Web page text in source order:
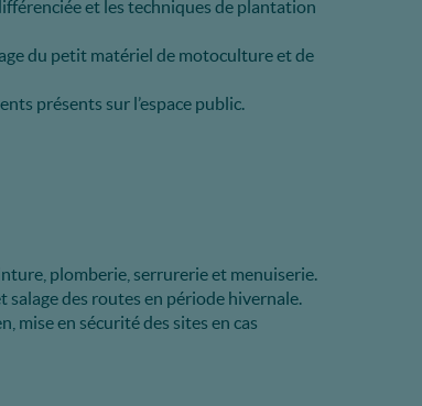
et les techniques de plantation
du petit matériel de motoculture et de
présents sur l’espace public.
plomberie, serrurerie et menuiserie.
salage des routes en période hivernale.
mise en sécurité des sites en cas